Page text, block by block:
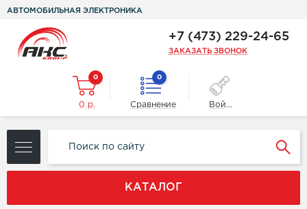
АВТОМОБИЛЬНАЯ ЭЛЕКТРОНИКА
+7 (473) 229-24-65
ЗАКАЗАТЬ ЗВОНОК
0
0 р.
0
Сравнение Войти
КАТАЛОГ